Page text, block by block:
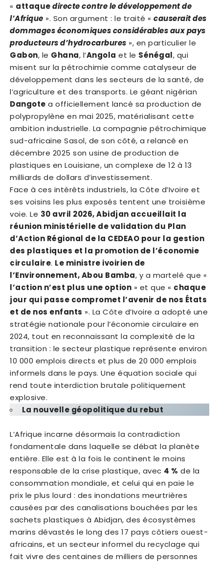
« attaquedirecte contre le développement de
l’Afrique ». Son argument : le traité « causerait des
dommages économiques considérables aux pays
producteurs d’hydrocarbures », en particulier le
Gabon, le Ghana, l’Angola et le Sénégal, qui
misent sur la pétrochimie comme catalyseur de
développement dans les secteurs de la santé, de
l’agriculture et des transports. Le géant nigérian
Dangote a officiellement lancé sa production de
polypropylène en mai 2025, matérialisant cette
ambition industrielle. La compagnie pétrochimique
sud-africaine Sasol, de son côté, a relancé en
décembre 2025 son usine de production de
plastiques en Louisiane, un complexe de 12 à 13
milliards de dollars d’investissement.
Face à ces intérêts industriels, la Côte d’Ivoire et
ses voisins les plus exposés tentent une troisième
voie. Le 30 avril 2026, Abidjan accueillait la
réunion ministérielle de validation du Plan
d’Action Régional de la CEDEAO pour la gestion
des plastiques et la promotion de l’économie
circulaire. Le ministre ivoirien de
l’Environnement, Abou Bamba, y a martelé que «
l’action n’est plus une option » et que « chaque
jour qui passe compromet l’avenir de nos États
et de nos enfants ». La Côte d’Ivoire a adopté une
stratégie nationale pour l’économie circulaire en
2024, tout en reconnaissant la complexité de la
transition : le secteur plastique représente environ
10 000 emplois directs et plus de 20 000 emplois
informels dans le pays. Une équation sociale qui
rend toute interdiction brutale politiquement
explosive.
La nouvelle géopolitique du rebut
L’Afrique incarne désormais la contradiction
fondamentale dans laquelle se débat la planète
entière. Elle est à la fois le continent le moins
responsable de la crise plastique, avec 4 % de la
consommation mondiale, et celui qui en paie le
prix le plus lourd : des inondations meurtrières
causées par des canalisations bouchées par les
sachets plastiques à Abidjan, des écosystèmes
marins dévastés le long des 17 pays côtiers ouest-
africains, et un secteur informel du recyclage qui
fait vivre des centaines de milliers de personnes